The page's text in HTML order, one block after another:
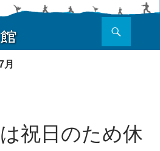
月
祝日のため休